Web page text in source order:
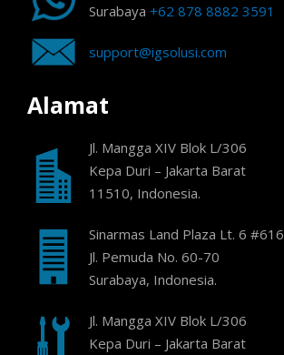
Surabaya +62 878 8882 3591
support@igsolusi.com
Alamat
Jl. Mangga XIV Blok L/306
Kepa Duri – Jakarta Barat
11510, Indonesia.
Sinarmas Land Plaza Lt. 6 #616
Jl. Pemuda No. 60-70
Surabaya, Indonesia.
Jl. Mangga XIV Blok L/306
Kepa Duri – Jakarta Barat